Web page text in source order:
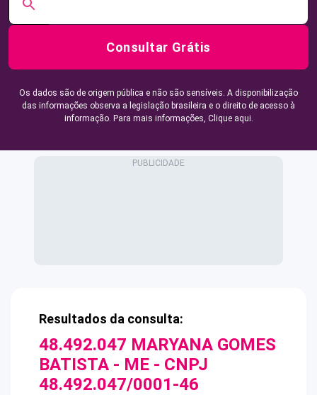
Consultar Grátis
Os dados são de origem pública e não são sensíveis. A disponibilização
das informações observa a legislação brasileira e o direito de acesso à
informação. Para mais informações, Clique aqui.
Resultados da consulta:
48.492.047 MARYANA GOMES
BATISTA - ME - CNPJ
48.492.047/0001-46